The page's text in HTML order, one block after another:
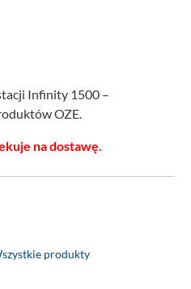
Infinity 1500 –
OZE.
na dostawę.
produkty